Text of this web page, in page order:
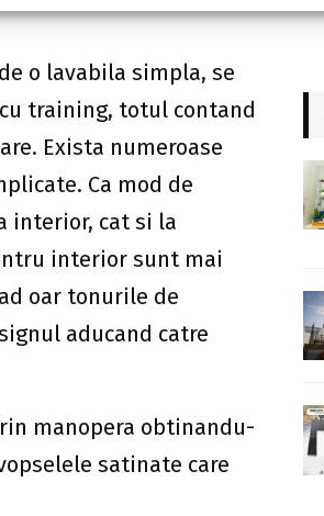
o lavabila simpla, se
training, totul contand
Exista numeroase
Ca mod de
interior, cat si la
interior sunt mai
oar tonurile de
aducand catre
manopera obtinandu-
satinate care